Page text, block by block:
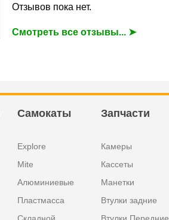
Отзывов пока нет.
Смотреть все отзывы... ➤
Самокаты
Explore
Mite
Алюминиевые
Пластмасса
Запчасти
Камеры
Кассеты
Манетки
Втулки задние